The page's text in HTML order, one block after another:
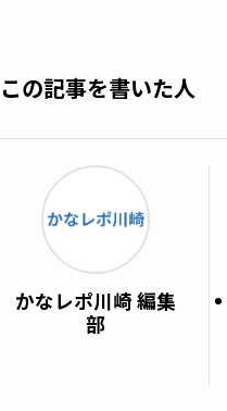
この記事を書いた人
かなレポ川崎 編集
部